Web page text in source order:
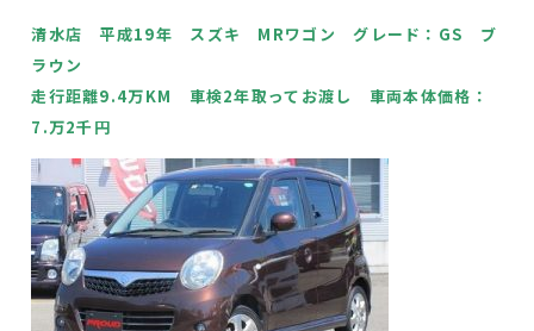
清水店 平成19年 スズキ MRワゴン グレード：GS ブ
ラウン
走行距離9.4万KM 車検2年取ってお渡し 車両本体価格：
7.万2千円